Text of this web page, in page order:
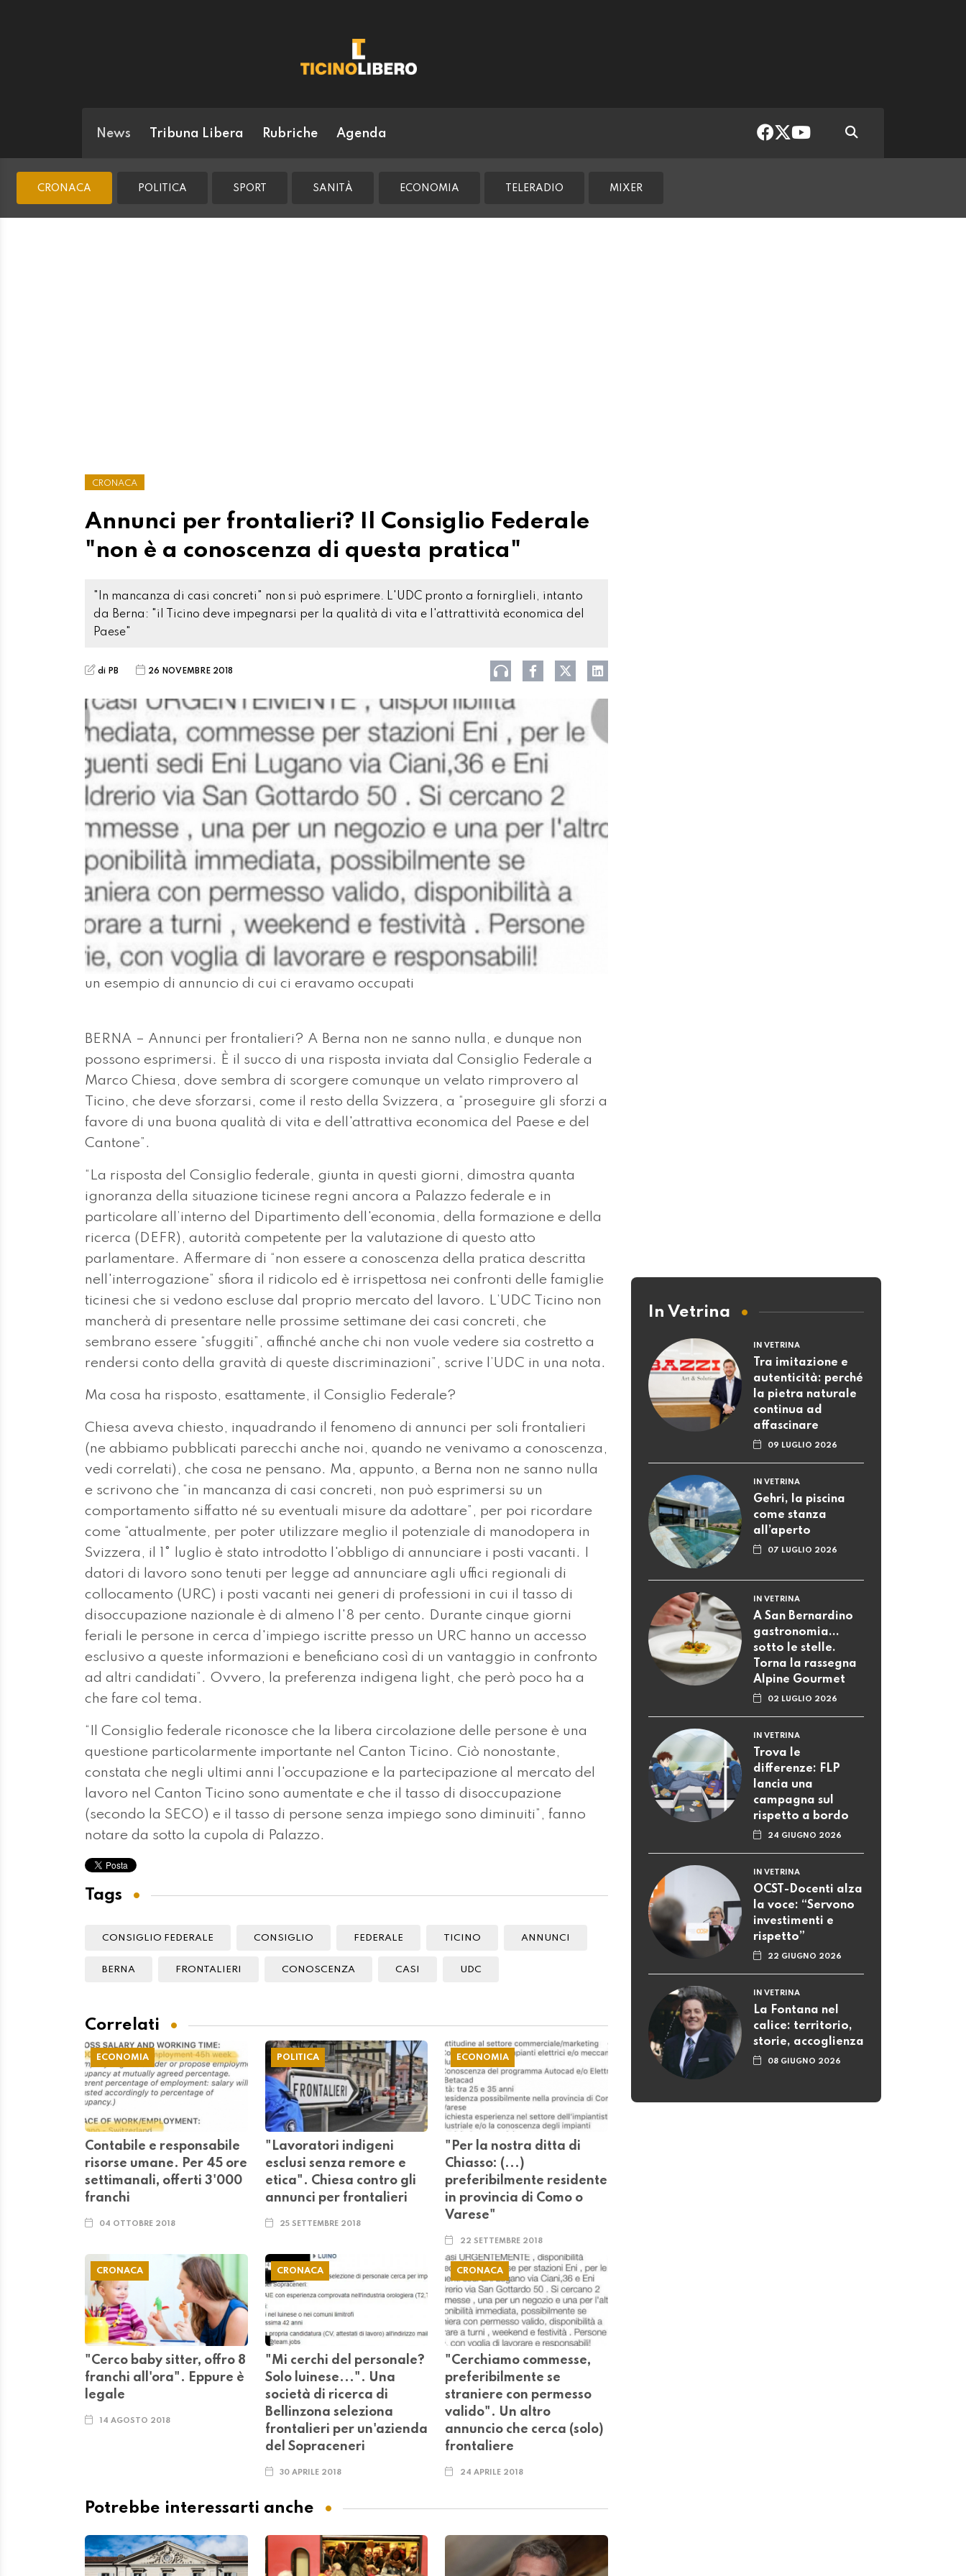
News Tribuna Libera Rubriche Agenda
CRONACA POLITICA SPORT SANITÀ ECONOMIA TELERADIO MIXER
CRONACA
Annunci per frontalieri? Il Consiglio Federale
"non è a conoscenza di questa pratica"
"In mancanza di casi concreti" non si può esprimere. L'UDC pronto a fornirglieli, intanto
da Berna: "il Ticino deve impegnarsi per la qualità di vita e l'attrattività economica del
Paese"
di PB 26 NOVEMBRE 2018
un esempio di annuncio di cui ci eravamo occupati
BERNA – Annunci per frontalieri? A Berna non ne sanno nulla, e dunque non
possono esprimersi. È il succo di una risposta inviata dal Consiglio Federale a
Marco Chiesa, dove sembra di scorgere comunque un velato rimprovero al
Ticino, che deve sforzarsi, come il resto della Svizzera, a “proseguire gli sforzi a
favore di una buona qualità di vita e dell'attrattiva economica del Paese e del
Cantone”.
“La risposta del Consiglio federale, giunta in questi giorni, dimostra quanta
ignoranza della situazione ticinese regni ancora a Palazzo federale e in
particolare all’interno del Dipartimento dell'economia, della formazione e della
ricerca (DEFR), autorità competente per la valutazione di questo atto
parlamentare. Affermare di “non essere a conoscenza della pratica descritta
nell'interrogazione” sfiora il ridicolo ed è irrispettosa nei confronti delle famiglie
ticinesi che si vedono escluse dal proprio mercato del lavoro. L’UDC Ticino non
mancherà di presentare nelle prossime settimane dei casi concreti, che
sembrano essere “sfuggiti”, affinché anche chi non vuole vedere sia costretto a
rendersi conto della gravità di queste discriminazioni”, scrive l’UDC in una nota.
Ma cosa ha risposto, esattamente, il Consiglio Federale?
Chiesa aveva chiesto, inquadrando il fenomeno di annunci per soli frontalieri
(ne abbiamo pubblicati parecchi anche noi, quando ne venivamo a conoscenza,
vedi correlati), che cosa ne pensano. Ma, appunto, a Berna non ne sanno nulla
e scrivono che “in mancanza di casi concreti, non può esprimersi su un
comportamento siffatto né su eventuali misure da adottare”, per poi ricordare
come “attualmente, per poter utilizzare meglio il potenziale di manodopera in
Svizzera, il 1° luglio è stato introdotto l'obbligo di annunciare i posti vacanti. I
datori di lavoro sono tenuti per legge ad annunciare agli uffici regionali di
collocamento (URC) i posti vacanti nei generi di professioni in cui il tasso di
disoccupazione nazionale è di almeno l'8 per cento. Durante cinque giorni
feriali le persone in cerca d'impiego iscritte presso un URC hanno un accesso
esclusivo a queste informazioni e beneficiano così di un vantaggio in confronto
ad altri candidati”. Ovvero, la preferenza indigena light, che però poco ha a
che fare col tema.
“Il Consiglio federale riconosce che la libera circolazione delle persone è una
questione particolarmente importante nel Canton Ticino. Ciò nonostante,
constata che negli ultimi anni l'occupazione e la partecipazione al mercato del
lavoro nel Canton Ticino sono aumentate e che il tasso di disoccupazione
(secondo la SECO) e il tasso di persone senza impiego sono diminuiti”, fanno
notare da sotto la cupola di Palazzo.
Tags
CONSIGLIO FEDERALE CONSIGLIO FEDERALE TICINO ANNUNCI
BERNA FRONTALIERI CONOSCENZA CASI UDC
Correlati
ECONOMIA
Contabile e responsabile
risorse umane. Per 45 ore
settimanali, offerti 3'000
franchi
04 OTTOBRE 2018
POLITICA
"Lavoratori indigeni
esclusi senza remore e
etica". Chiesa contro gli
annunci per frontalieri
25 SETTEMBRE 2018
ECONOMIA
"Per la nostra ditta di
Chiasso: (...)
preferibilmente residente
in provincia di Como o
Varese"
22 SETTEMBRE 2018
CRONACA
"Cerco baby sitter, offro 8
franchi all'ora". Eppure è
legale
14 AGOSTO 2018
CRONACA
"Mi cerchi del personale?
Solo luinese...". Una
società di ricerca di
Bellinzona seleziona
frontalieri per un'azienda
del Sopraceneri
30 APRILE 2018
CRONACA
"Cerchiamo commesse,
preferibilmente se
straniere con permesso
valido". Un altro
annuncio che cerca (solo)
frontaliere
24 APRILE 2018
Potrebbe interessarti anche
In Vetrina
IN VETRINA
Tra imitazione e
autenticità: perché
la pietra naturale
continua ad
affascinare
09 LUGLIO 2026
IN VETRINA
Gehri, la piscina
come stanza
all’aperto
07 LUGLIO 2026
IN VETRINA
A San Bernardino
gastronomia...
sotto le stelle.
Torna la rassegna
Alpine Gourmet
02 LUGLIO 2026
IN VETRINA
Trova le
differenze: FLP
lancia una
campagna sul
rispetto a bordo
24 GIUGNO 2026
IN VETRINA
OCST-Docenti alza
la voce: “Servono
investimenti e
rispetto”
22 GIUGNO 2026
IN VETRINA
La Fontana nel
calice: territorio,
storie, accoglienza
08 GIUGNO 2026